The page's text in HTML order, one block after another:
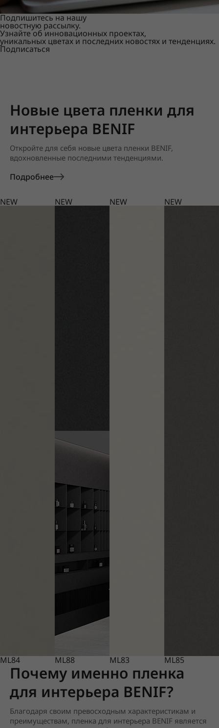
Подпишитесь на нашу
новостную рассылку.
Узнайте об инновационных проектах,
уникальных цветах и последних новостях и тенденциях.
Подписаться
Новые цвета пленки для
интерьера BENIF
Откройте для себя новые цвета пленки BENIF,
вдохновленные последними тенденциями.
Подробнее
NEW
ML84
NEW
ML88
NEW
ML83
NEW
ML85
Почему именно пленка
для интерьера BENIF?
Благодаря своим превосходным характеристикам и
преимуществам, пленка для интерьера BENIF является